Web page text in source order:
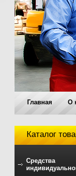
Главная O
Каталог
Средства